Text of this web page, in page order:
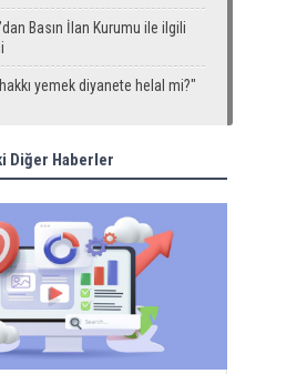
Basın İlan Kurumu ile ilgili
yemek diyanete helal mi?"
Diğer Haberler